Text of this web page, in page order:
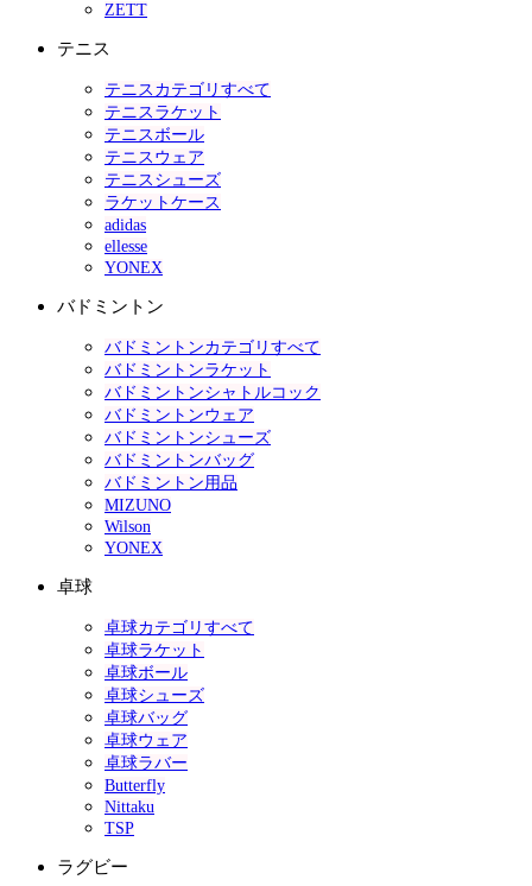
ZETT
テニス
テニスカテゴリすべて
テニスラケット
テニスボール
テニスウェア
テニスシューズ
ラケットケース
adidas
ellesse
YONEX
バドミントン
バドミントンカテゴリすべて
バドミントンラケット
バドミントンシャトルコック
バドミントンウェア
バドミントンシューズ
バドミントンバッグ
バドミントン用品
MIZUNO
Wilson
YONEX
卓球
卓球カテゴリすべて
卓球ラケット
卓球ボール
卓球シューズ
卓球バッグ
卓球ウェア
卓球ラバー
Butterfly
Nittaku
TSP
ラグビー